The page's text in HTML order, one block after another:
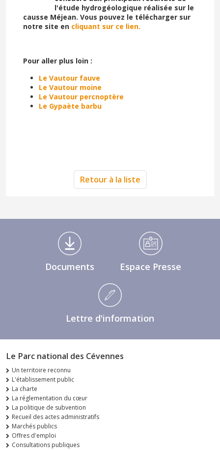
l'étude hydrogéologique réalisée sur le
causse Méjean. Vous pouvez le télécharger sur
notre site en cliquant sur ce lien.
Pour aller plus loin :
Le Vautour fauve
Le Vautour moine
Le Vautour percnoptère
Le Gypaète barbu
Retour à la liste
Médiathèque Footer
Documents Espace Presse
Lettre d'information
Le Parc national des Cévennes
Un territoire reconnu
L'établissement public
La charte
La réglementation du cœur
La politique de subvention
Recueil des actes administratifs
Marchés publics
Offres d'emploi
Consultations publiques